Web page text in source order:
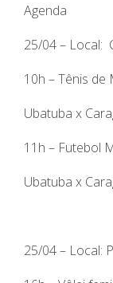
Agenda
25/04 – Local:
10h – Tênis de
Ubatuba x
11h – Futebol
Ubatuba x
25/04 – Local: